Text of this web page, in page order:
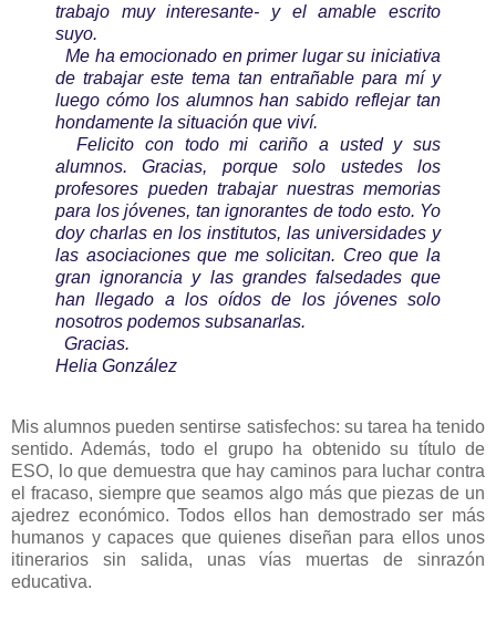
trabajo muy interesante- y el amable escrito
suyo.
Me ha emocionado en primer lugar su iniciativa
de trabajar este tema tan entrañable para mí y
luego cómo los alumnos han sabido reflejar tan
hondamente la situación que viví.
Felicito con todo mi cariño a usted y sus
alumnos. Gracias, porque solo ustedes los
profesores pueden trabajar nuestras memorias
para los jóvenes, tan ignorantes de todo esto. Yo
doy charlas en los institutos, las universidades y
las asociaciones que me solicitan. Creo que la
gran ignorancia y las grandes falsedades que
han llegado a los oídos de los jóvenes solo
nosotros podemos subsanarlas.
Gracias.
Helia González
Mis alumnos pueden sentirse satisfechos: su tarea ha tenido
sentido. Además, todo el grupo ha obtenido su título de
ESO, lo que demuestra que hay caminos para luchar contra
el fracaso, siempre que seamos algo más que piezas de un
ajedrez económico. Todos ellos han demostrado ser más
humanos y capaces que quienes diseñan para ellos unos
itinerarios sin salida, unas vías muertas de sinrazón
educativa.